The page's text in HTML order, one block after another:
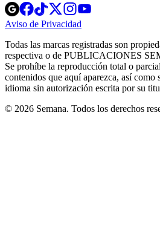
Opens
in
new
Opens
in
new
Opens
in
new
window
Opens
new
windowwindow
Aviso de Privacidad
new
window
Todas las marcas registradas son
respectiva o de PUBLICACIONES
Se prohíbe la reproducción total o
contenidos que aquí aparezca, así como
idioma sin autorización escrita por su
© 2026 Semana. Todos los derechos